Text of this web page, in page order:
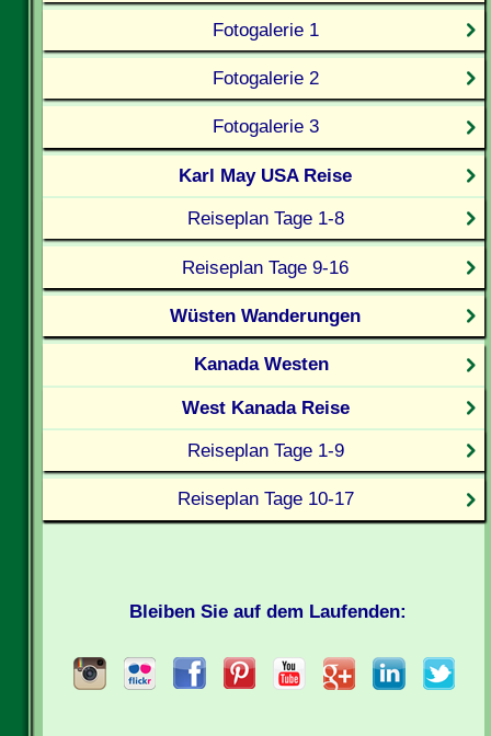
Fotogalerie 1
Fotogalerie 2
Fotogalerie 3
Karl May USA Reise
Reiseplan Tage 1-8
Reiseplan Tage 9-16
Wüsten Wanderungen
Kanada Westen
West Kanada Reise
Reiseplan Tage 1-9
Reiseplan Tage 10-17
Bleiben Sie auf dem Laufenden: